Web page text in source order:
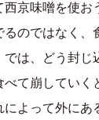
西京味噌を使お
るのではなく、
では、どう封じ
て崩していく
よって外にあ